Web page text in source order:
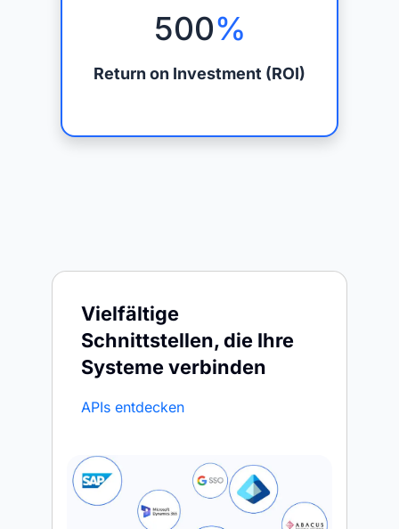
500%
Return on Investment (ROI)
Vielfältige
Schnittstellen, die Ihre
Systeme verbinden
APIs entdecken